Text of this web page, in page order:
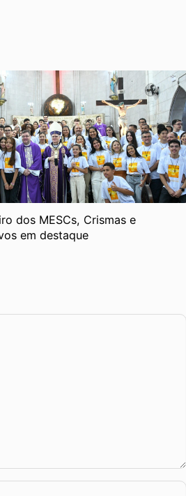
dos MESCs, Crismas e
em destaque